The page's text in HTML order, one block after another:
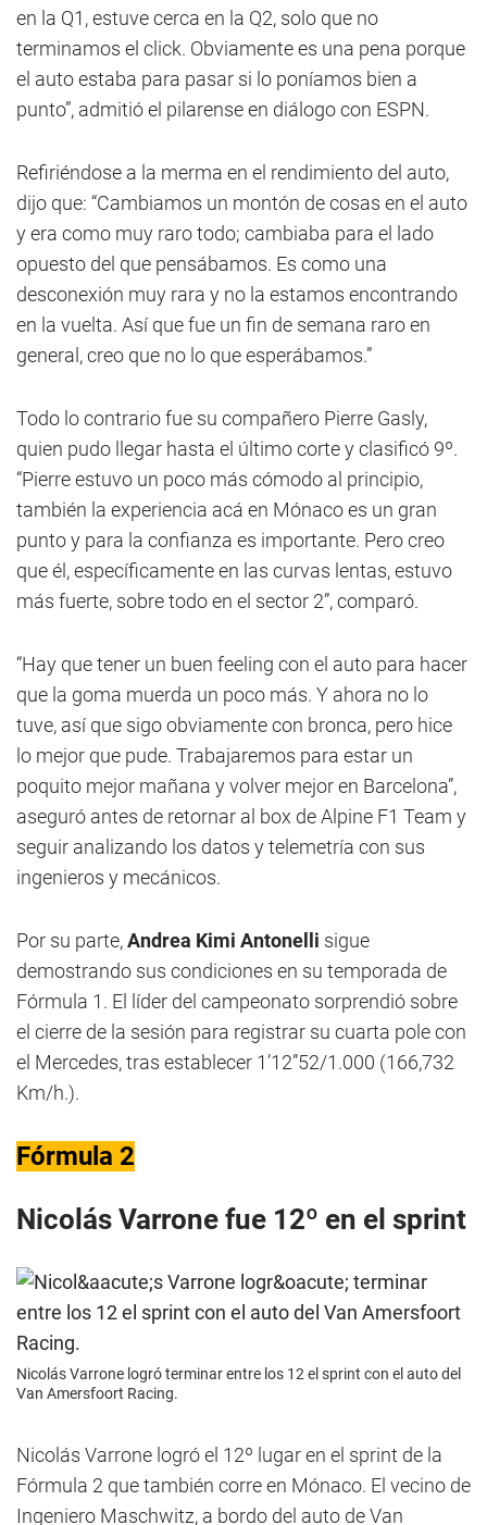
en la Q1, estuve cerca en la Q2, solo que no
terminamos el click. Obviamente es una pena porque
el auto estaba para pasar si lo poníamos bien a
punto”, admitió el pilarense en diálogo con ESPN.
Refiriéndose a la merma en el rendimiento del auto,
dijo que: “Cambiamos un montón de cosas en el auto
y era como muy raro todo; cambiaba para el lado
opuesto del que pensábamos. Es como una
desconexión muy rara y no la estamos encontrando
en la vuelta. Así que fue un fin de semana raro en
general, creo que no lo que esperábamos.”
Todo lo contrario fue su compañero Pierre Gasly,
quien pudo llegar hasta el último corte y clasificó 9º.
“Pierre estuvo un poco más cómodo al principio,
también la experiencia acá en Mónaco es un gran
punto y para la confianza es importante. Pero creo
que él, específicamente en las curvas lentas, estuvo
más fuerte, sobre todo en el sector 2”, comparó.
“Hay que tener un buen feeling con el auto para hacer
que la goma muerda un poco más. Y ahora no lo
tuve, así que sigo obviamente con bronca, pero hice
lo mejor que pude. Trabajaremos para estar un
poquito mejor mañana y volver mejor en Barcelona”,
aseguró antes de retornar al box de Alpine F1 Team y
seguir analizando los datos y telemetría con sus
ingenieros y mecánicos.
Por su parte,Andrea Kimi Antonelli sigue
demostrando sus condiciones en su temporada de
Fórmula 1. El líder del campeonato sorprendió sobre
el cierre de la sesión para registrar su cuarta pole con
el Mercedes, tras establecer 1’12”52/1.000 (166,732
Km/h.).
Fórmula 2
Nicolás Varrone fue 12º en el sprint
Nicolás Varrone logró terminar entre los 12 el sprint con el auto del
Van Amersfoort Racing.
Nicolás Varrone logró el 12º lugar en el sprint de la
Fórmula 2 que también corre en Mónaco. El vecino de
Ingeniero Maschwitz, a bordo del auto de Van